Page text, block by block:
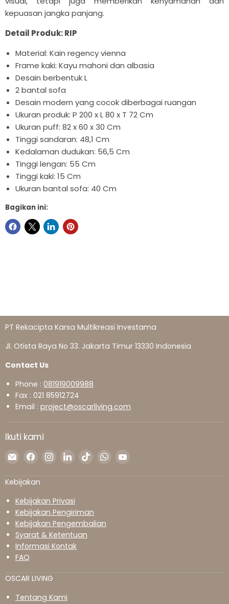
kepuasan jangka panjang.
Detail Produk: RIP
Material: Kain regency vienna
Frame kaki: Kayu mahoni dan albasia
Desain berbentuk L
2 bantal sofa
Desain modern yang cocok diberbagai ruangan
Ukuran produk: P 200 x L 80 x T 72 Cm
Ukuran puff: 82 x 60 x 30 Cm
Tinggi sandaran: 48,1 Cm
Kedalaman dudukan: 56,5 Cm
Tinggi lengan: 55 Cm
Tinggi kaki: 15 Cm
Ukuran bantal sofa: 40 Cm
Bagikan ini:
PT Rekacipta Karsa Multikreasi Investama
Jl. Otista Raya No 33. Jakarta Timur 13330 Indonesia
Contact Us
Phone : 081919009988
Fax : 021 85912724
Email : project@oscarliving.com
Ikuti kami
Temukan
di
Surel
TemukanTemukanTemukanTemukanTemukan
Kebijakan
Kebijakan Privasi
Kebijakan Pengiriman
Kebijakan Pengembalian
Syarat & Ketentuan
Informasi Kontak
FAQ
OSCAR LIVING
Tentang Kami